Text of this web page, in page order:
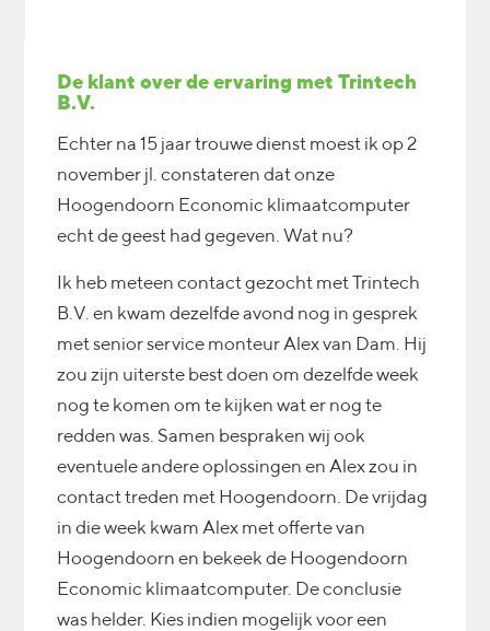
De klant over de ervaring met Trintech
B.V.
Echter na 15 jaar trouwe dienst moest ik op 2
november jl. constateren dat onze
Hoogendoorn Economic klimaatcomputer
echt de geest had gegeven. Wat nu?
Ik heb meteen contact gezocht met Trintech
B.V. en kwam dezelfde avond nog in gesprek
met senior service monteur Alex van Dam. Hij
zou zijn uiterste best doen om dezelfde week
nog te komen om te kijken wat er nog te
redden was. Samen bespraken wij ook
eventuele andere oplossingen en Alex zou in
contact treden met Hoogendoorn. De vrijdag
in die week kwam Alex met offerte van
Hoogendoorn en bekeek de Hoogendoorn
Economic klimaatcomputer. De conclusie
was helder. Kies indien mogelijk voor een